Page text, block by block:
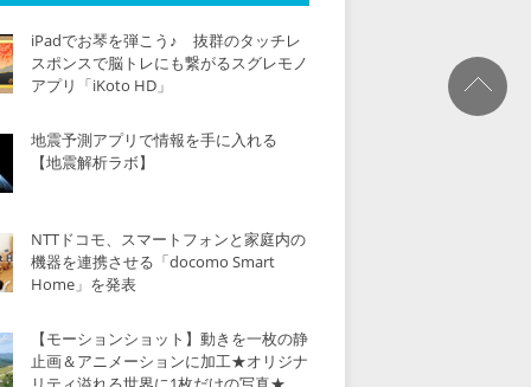
iPadでお琴を弾こう♪ 抜群のタッチレ
スポンスで脳トレにも繋がるスグレモノ
アプリ「iKoto HD」
地震予測アプリで情報を手に入れる
【地震解析ラボ】
NTTドコモ、スマートフォンと家庭内の
機器を連携させる「docomo Smart
Home」を発表
【モーションショット】動きを一枚の静
止画＆アニメーションに加工★オリジナ